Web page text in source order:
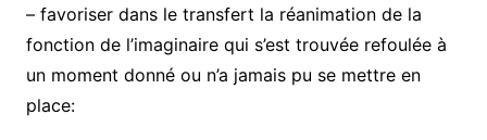
– favoriser dans le transfert la réanimation de la
fonction de l’imaginaire qui s’est trouvée refoulée à
un moment donné ou n’a jamais pu se mettre en
place: